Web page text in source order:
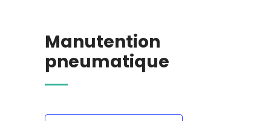
Manutention
pneumatique